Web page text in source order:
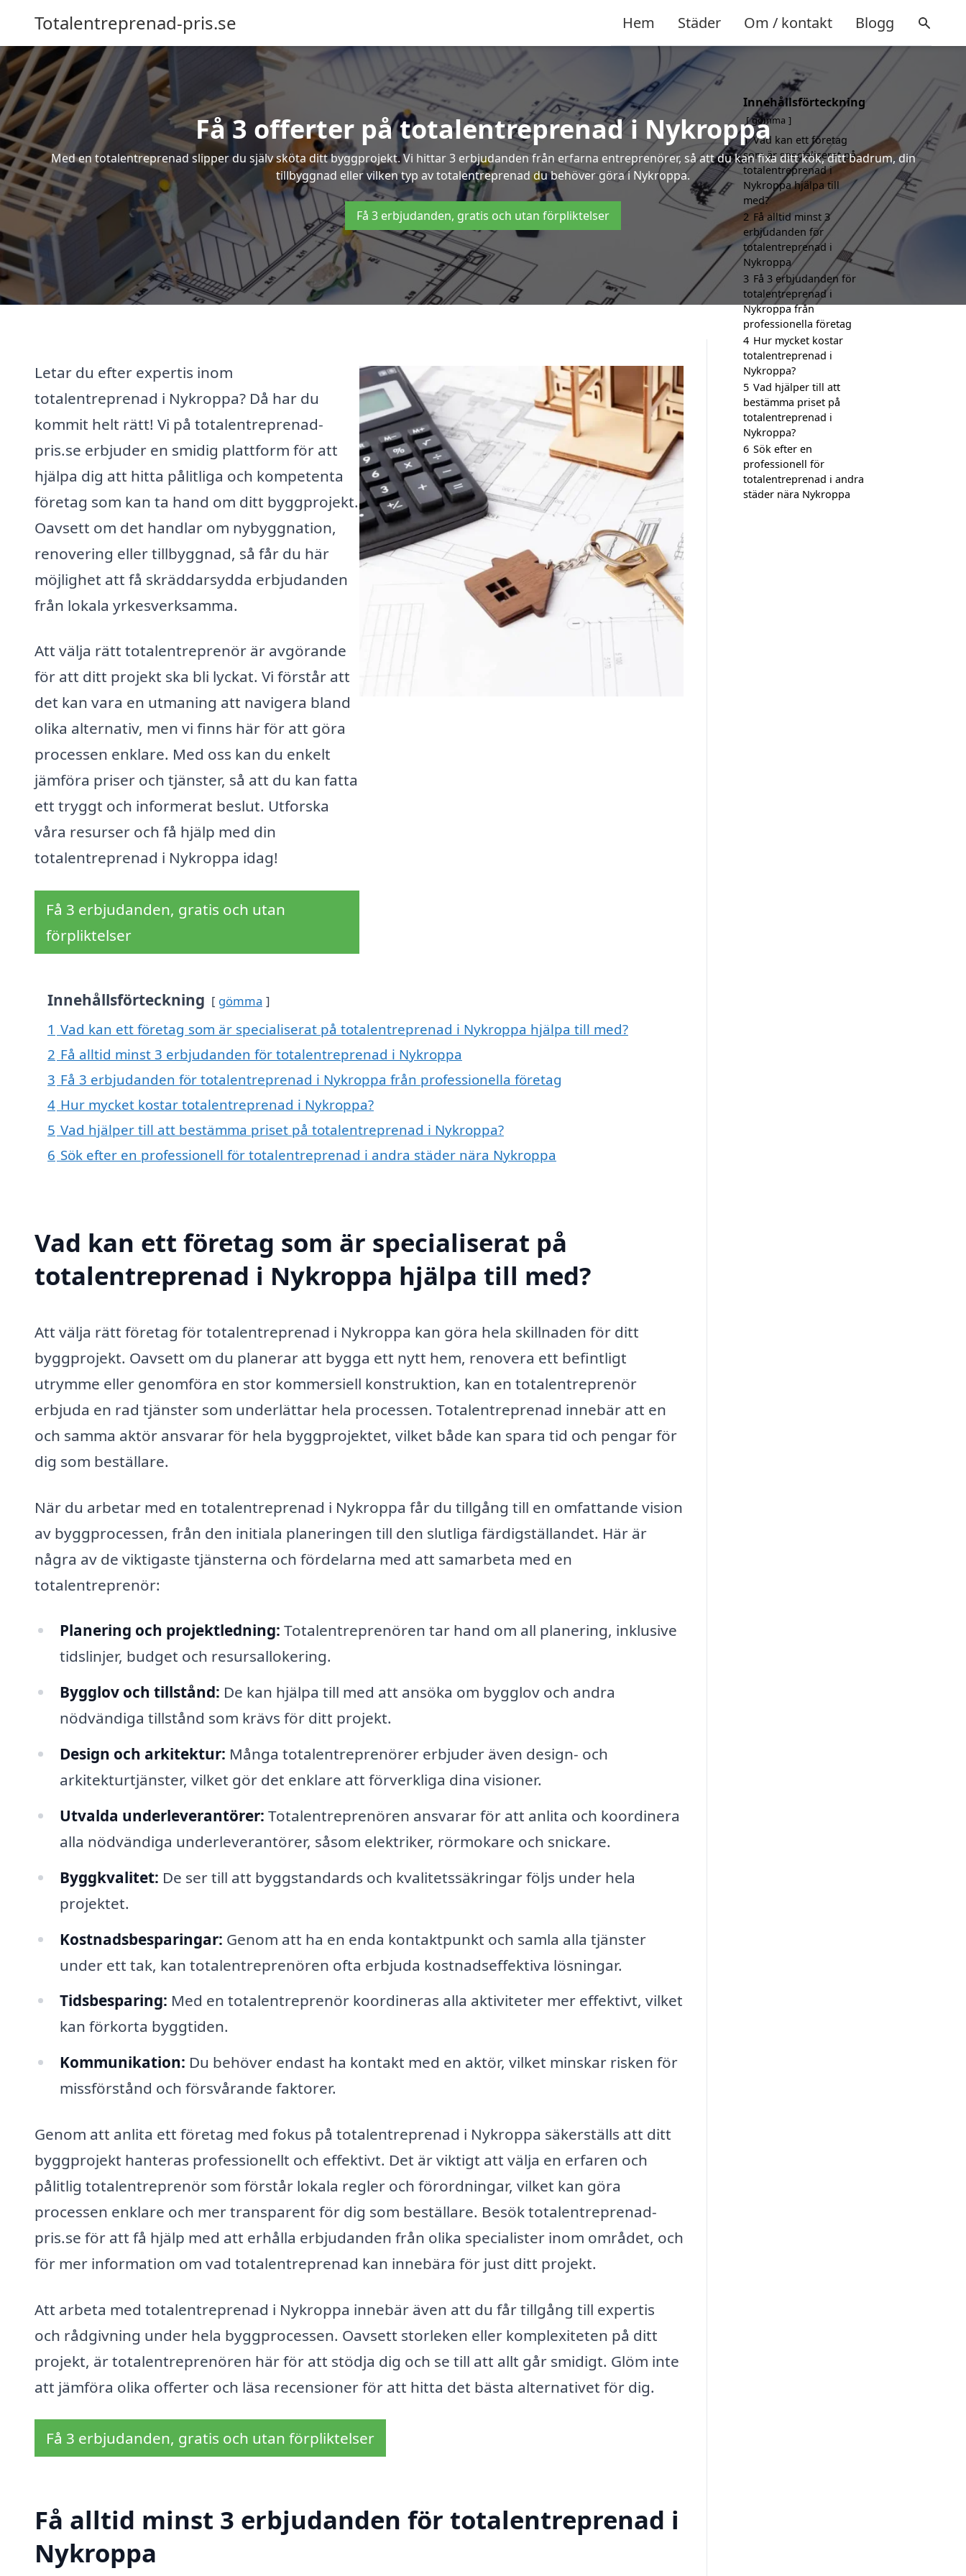
Totalentreprenad-pris.se Hem Städer Om / kontakt Blogg
Få 3 offerter på totalentreprenad i Nykroppa
Med en totalentreprenad slipper du själv sköta ditt byggprojekt. Vi hittar 3 erbjudanden från erfarna entreprenörer, så att du kan fixa ditt kök, ditt badrum, din
tillbyggnad eller vilken typ av totalentreprenad du behöver göra i Nykroppa.
Få 3 erbjudanden, gratis och utan förpliktelser
Letar du efter expertis inom
totalentreprenad i Nykroppa? Då har du
kommit helt rätt! Vi på totalentreprenad-
pris.se erbjuder en smidig plattform för att
hjälpa dig att hitta pålitliga och kompetenta
företag som kan ta hand om ditt byggprojekt.
Oavsett om det handlar om nybyggnation,
renovering eller tillbyggnad, så får du här
möjlighet att få skräddarsydda erbjudanden
från lokala yrkesverksamma.
Att välja rätt totalentreprenör är avgörande
för att ditt projekt ska bli lyckat. Vi förstår att
det kan vara en utmaning att navigera bland
olika alternativ, men vi finns här för att göra
processen enklare. Med oss kan du enkelt
jämföra priser och tjänster, så att du kan fatta
ett tryggt och informerat beslut. Utforska
våra resurser och få hjälp med din
totalentreprenad i Nykroppa idag!
Få 3 erbjudanden, gratis och utan
förpliktelser
Innehållsförteckning gömma
1 Vad kan ett företag som är specialiserat på totalentreprenad i Nykroppa hjälpa till med?
2 Få alltid minst 3 erbjudanden för totalentreprenad i Nykroppa
3 Få 3 erbjudanden för totalentreprenad i Nykroppa från professionella företag
4 Hur mycket kostar totalentreprenad i Nykroppa?
5 Vad hjälper till att bestämma priset på totalentreprenad i Nykroppa?
6 Sök efter en professionell för totalentreprenad i andra städer nära Nykroppa
Vad kan ett företag som är specialiserat på
totalentreprenad i Nykroppa hjälpa till med?
Att välja rätt företag för totalentreprenad i Nykroppa kan göra hela skillnaden för ditt
byggprojekt. Oavsett om du planerar att bygga ett nytt hem, renovera ett befintligt
utrymme eller genomföra en stor kommersiell konstruktion, kan en totalentreprenör
erbjuda en rad tjänster som underlättar hela processen. Totalentreprenad innebär att en
och samma aktör ansvarar för hela byggprojektet, vilket både kan spara tid och pengar för
dig som beställare.
När du arbetar med en totalentreprenad i Nykroppa får du tillgång till en omfattande vision
av byggprocessen, från den initiala planeringen till den slutliga färdigställandet. Här är
några av de viktigaste tjänsterna och fördelarna med att samarbeta med en
totalentreprenör:
Planering och projektledning: Totalentreprenören tar hand om all planering, inklusive
tidslinjer, budget och resursallokering.
Bygglov och tillstånd: De kan hjälpa till med att ansöka om bygglov och andra
nödvändiga tillstånd som krävs för ditt projekt.
Design och arkitektur: Många totalentreprenörer erbjuder även design- och
arkitekturtjänster, vilket gör det enklare att förverkliga dina visioner.
Utvalda underleverantörer: Totalentreprenören ansvarar för att anlita och koordinera
alla nödvändiga underleverantörer, såsom elektriker, rörmokare och snickare.
Byggkvalitet: De ser till att byggstandards och kvalitetssäkringar följs under hela
projektet.
Kostnadsbesparingar: Genom att ha en enda kontaktpunkt och samla alla tjänster
under ett tak, kan totalentreprenören ofta erbjuda kostnadseffektiva lösningar.
Tidsbesparing: Med en totalentreprenör koordineras alla aktiviteter mer effektivt, vilket
kan förkorta byggtiden.
Kommunikation: Du behöver endast ha kontakt med en aktör, vilket minskar risken för
missförstånd och försvårande faktorer.
Genom att anlita ett företag med fokus på totalentreprenad i Nykroppa säkerställs att ditt
byggprojekt hanteras professionellt och effektivt. Det är viktigt att välja en erfaren och
pålitlig totalentreprenör som förstår lokala regler och förordningar, vilket kan göra
processen enklare och mer transparent för dig som beställare. Besök totalentreprenad-
pris.se för att få hjälp med att erhålla erbjudanden från olika specialister inom området, och
för mer information om vad totalentreprenad kan innebära för just ditt projekt.
Att arbeta med totalentreprenad i Nykroppa innebär även att du får tillgång till expertis
och rådgivning under hela byggprocessen. Oavsett storleken eller komplexiteten på ditt
projekt, är totalentreprenören här för att stödja dig och se till att allt går smidigt. Glöm inte
att jämföra olika offerter och läsa recensioner för att hitta det bästa alternativet för dig.
Få 3 erbjudanden, gratis och utan förpliktelser
Få alltid minst 3 erbjudanden för totalentreprenad i
Nykroppa
Innehållsförteckning
gömma
1 Vad kan ett företag
som är specialiserat på
totalentreprenad i
Nykroppa hjälpa till
med?
2 Få alltid minst 3
erbjudanden för
totalentreprenad i
Nykroppa
3 Få 3 erbjudanden för
totalentreprenad i
Nykroppa från
professionella företag
4 Hur mycket kostar
totalentreprenad i
Nykroppa?
5 Vad hjälper till att
bestämma priset på
totalentreprenad i
Nykroppa?
6 Sök efter en
professionell för
totalentreprenad i andra
städer nära Nykroppa